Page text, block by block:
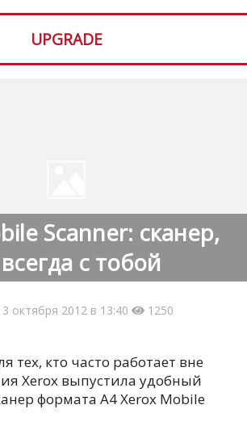
UPGRADE
Scanner: сканер,
с тобой
3 октября 2012 в 13:40 1250
тех, кто часто работает вне
Xerox выпустила удобный
формата А4 Xerox Mobile